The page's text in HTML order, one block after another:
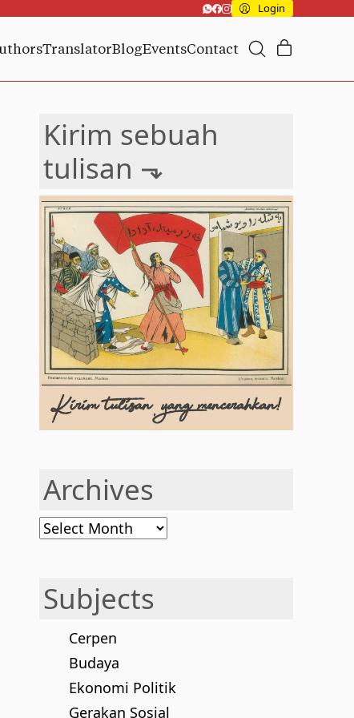
Login
TranslatorBlogEventsContact
Kirim sebuah
tulisan ⬎
Archives
Archives
Subjects
Cerpen
Budaya
Ekonomi Politik
Gerakan Sosial